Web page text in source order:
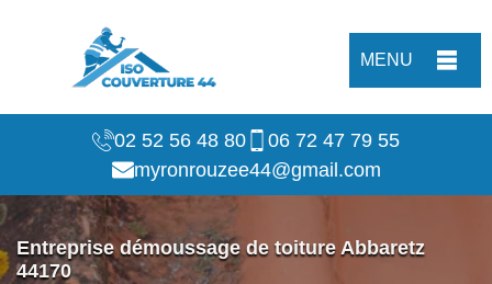
MENU
02 52 56 48 80
06 72 47 79 55
myronrouzee44@gmail.com
Entreprise démoussage de toiture Abbaretz
44170